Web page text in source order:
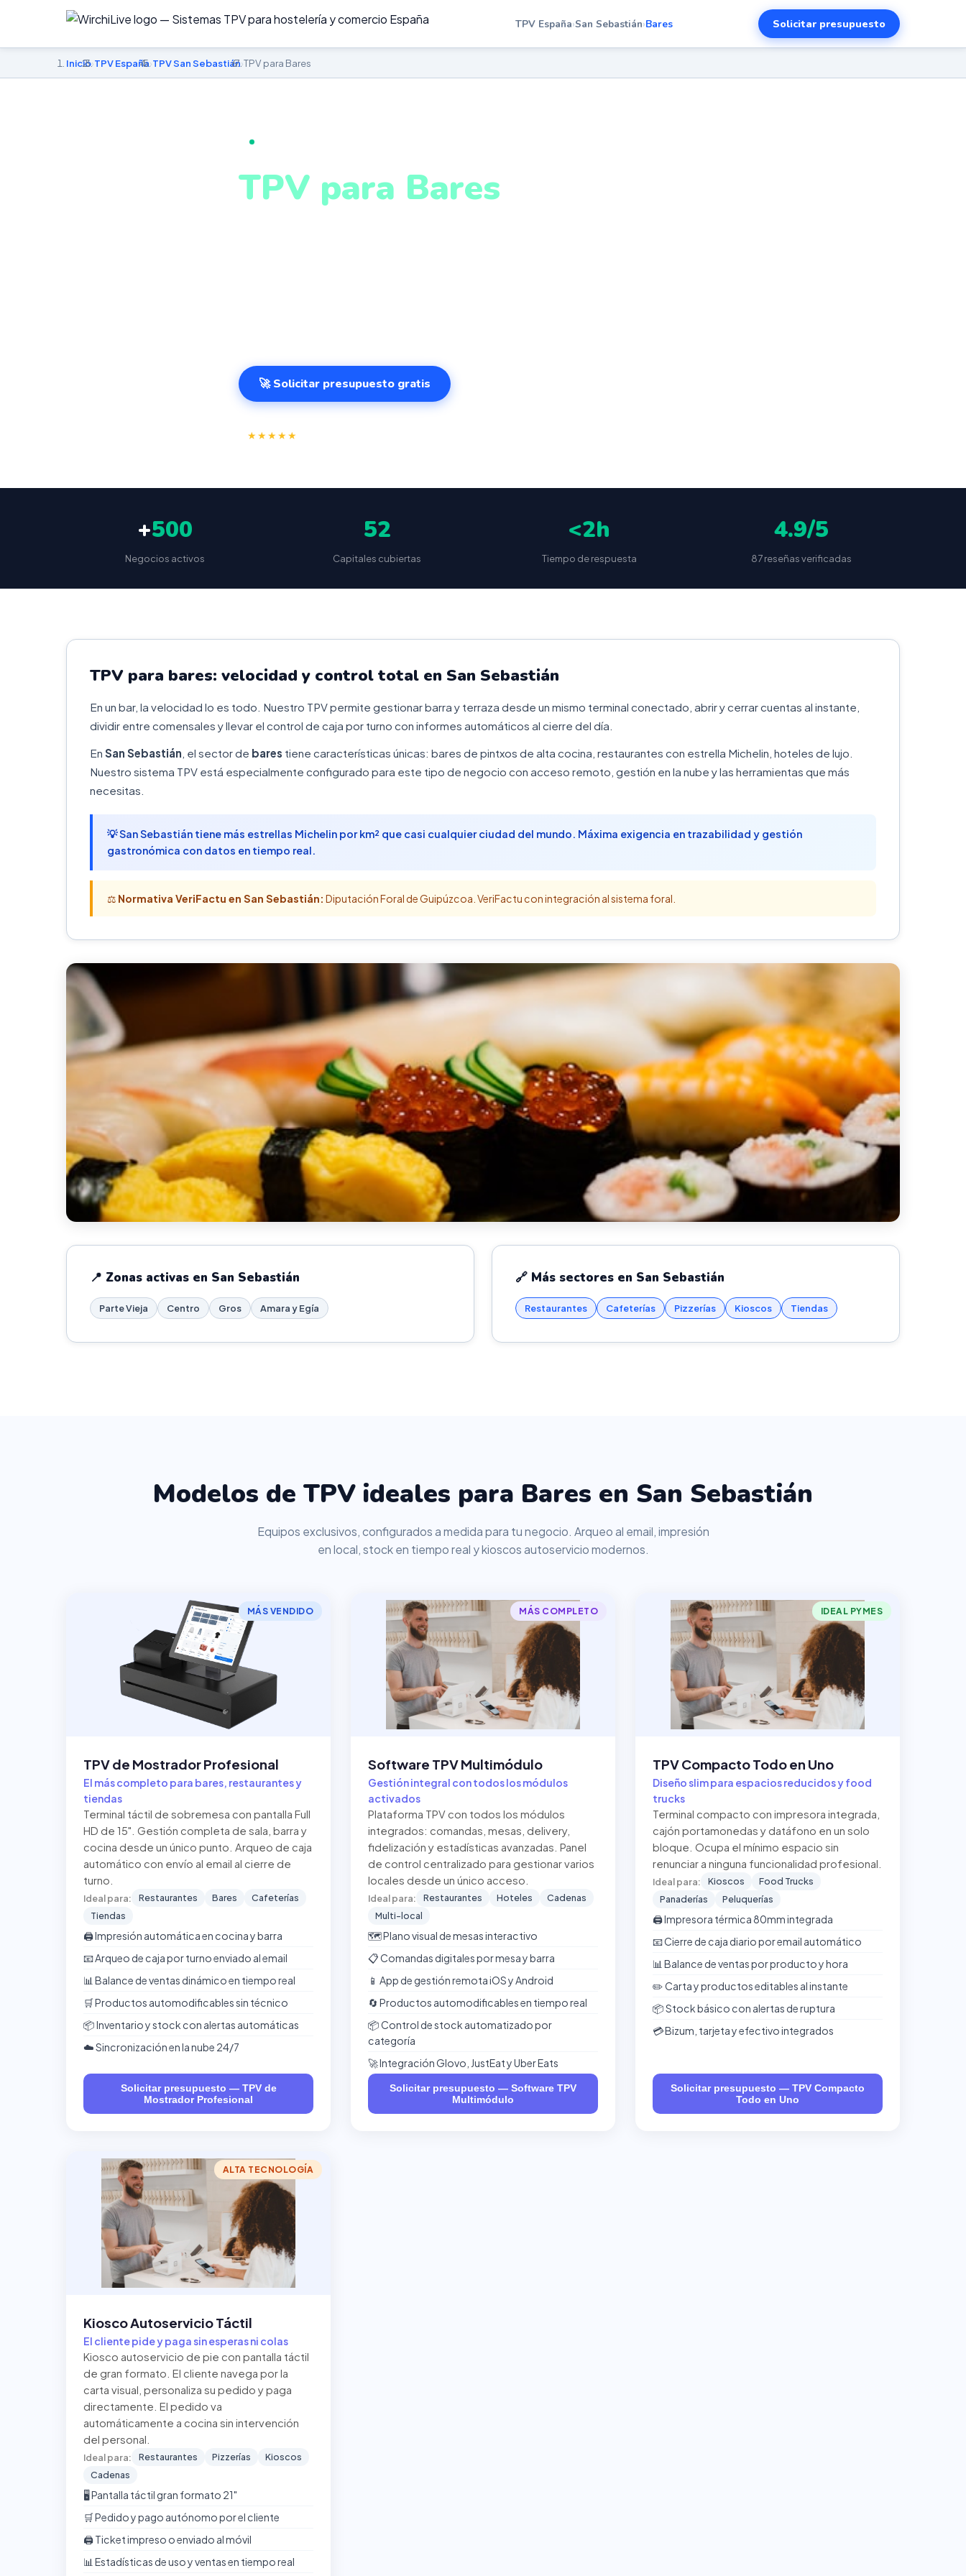
TPV España›San Sebastián›Bares Solicitar presupuesto
Inicio›TPV España›TPV San Sebastián›TPV para Bares
TPV para Bares
🚀 Solicitar presupuesto gratis
★★★★★
+500
Negocios activos
52
Capitales cubiertas
<2h
Tiempo de respuesta
4.9/5
87 reseñas verificadas
TPV para bares: velocidad y control total en San Sebastián
En un bar, la velocidad lo es todo. Nuestro TPV permite gestionar barra y terraza desde un mismo terminal conectado, abrir y cerrar cuentas al instante,
dividir entre comensales y llevar el control de caja por turno con informes automáticos al cierre del día.
En San Sebastián , el sector de bares tiene características únicas: bares de pintxos de alta cocina, restaurantes con estrella Michelin, hoteles de lujo.
Nuestro sistema TPV está especialmente configurado para este tipo de negocio con acceso remoto, gestión en la nube y las herramientas que más
necesitas.
💡 San Sebastián tiene más estrellas Michelin por km² que casi cualquier ciudad del mundo. Máxima exigencia en trazabilidad y gestión
gastronómica con datos en tiempo real.
⚖️ Normativa VeriFactu en San Sebastián: Diputación Foral de Guipúzcoa. VeriFactu con integración al sistema foral.
📍 Zonas activas en San Sebastián
Parte Vieja Centro Gros Amara y Egía
🔗 Más sectores en San Sebastián
Restaurantes Cafeterías Pizzerías Kioscos Tiendas
Modelos de TPV ideales para Bares en San Sebastián
Equipos exclusivos, configurados a medida para tu negocio. Arqueo al email, impresión
en local, stock en tiempo real y kioscos autoservicio modernos.
MÁS VENDIDO
TPV de Mostrador Profesional
El más completo para bares, restaurantes y
tiendas
Terminal táctil de sobremesa con pantalla Full
HD de 15". Gestión completa de sala, barra y
cocina desde un único punto. Arqueo de caja
automático con envío al email al cierre de
turno.
Ideal para: Restaurantes Bares
Cafeterías
Tiendas
🖨️ Impresión automática en cocina y barra
📧 Arqueo de caja por turno enviado al email
📊 Balance de ventas dinámico en tiempo real
🛒 Productos automodificables sin técnico
📦 Inventario y stock con alertas automáticas
☁️ Sincronización en la nube 24/7
Solicitar presupuesto — TPV de
Mostrador Profesional
MÁS COMPLETO
Software TPV Multimódulo
Gestión integral con todos los módulos
activados
Plataforma TPV con todos los módulos
integrados: comandas, mesas, delivery,
fidelización y estadísticas avanzadas. Panel
de control centralizado para gestionar varios
locales desde un único acceso.
Ideal para: Restaurantes Hoteles
Cadenas
Multi-local
🗺️ Plano visual de mesas interactivo
📋 Comandas digitales por mesa y barra
📱 App de gestión remota iOS y Android
🔄 Productos automodificables en tiempo real
📦 Control de stock automatizado por
categoría
🚀 Integración Glovo, JustEat y Uber Eats
Solicitar presupuesto — Software TPV
Multimódulo
IDEAL PYMES
TPV Compacto Todo en Uno
Diseño slim para espacios reducidos y food
trucks
Terminal compacto con impresora integrada,
cajón portamonedas y datáfono en un solo
bloque. Ocupa el mínimo espacio sin
renunciar a ninguna funcionalidad profesional.
Ideal para: Kioscos
Food Trucks
Panaderías
Peluquerías
🖨️ Impresora térmica 80mm integrada
📧 Cierre de caja diario por email automático
📊 Balance de ventas por producto y hora
✏️ Carta y productos editables al instante
📦 Stock básico con alertas de ruptura
💳 Bizum, tarjeta y efectivo integrados
Solicitar presupuesto — TPV Compacto
Todo en Uno
ALTA TECNOLOGÍA
Kiosco Autoservicio Táctil
El cliente pide y paga sin esperas ni colas
Kiosco autoservicio de pie con pantalla táctil
de gran formato. El cliente navega por la
carta visual, personaliza su pedido y paga
directamente. El pedido va
automáticamente a cocina sin intervención
del personal.
Ideal para: Restaurantes Pizzerías
Kioscos
Cadenas
🖥️ Pantalla táctil gran formato 21"
🛒 Pedido y pago autónomo por el cliente
🖨️ Ticket impreso o enviado al móvil
📊 Estadísticas de uso y ventas en tiempo real